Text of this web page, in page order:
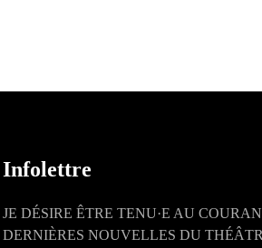
Infolettre
JE DÉSIRE ÊTRE TENU·E AU
DERNIÈRES NOUVELLES DU